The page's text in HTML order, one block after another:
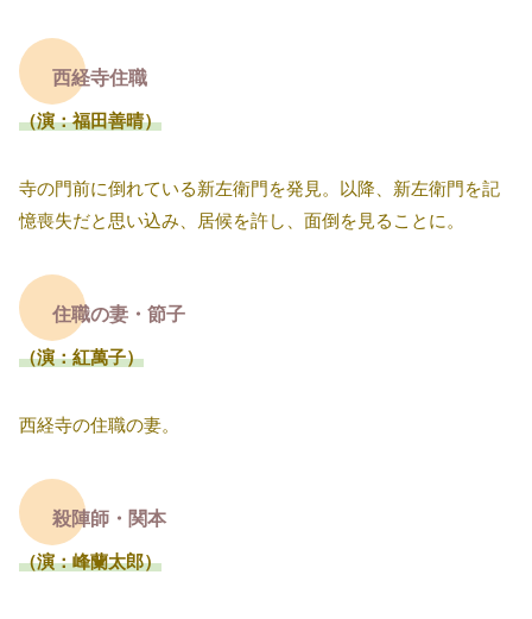
西経寺住職
（演：福田善晴）
寺の門前に倒れている新左衛門を発見。以降、新左衛門を記
憶喪失だと思い込み、居候を許し、面倒を見ることに。
住職の妻・節子
（演：紅萬子）
西経寺の住職の妻。
殺陣師・関本
（演：峰蘭太郎）